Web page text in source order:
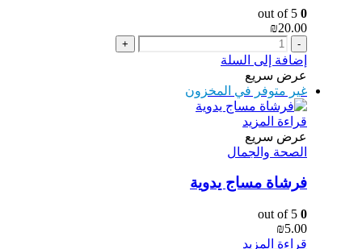
0
₪20.00
-
+
إضافة إلى السلة
عرض سريع
غير متوفر في المخزون
قراءة المزيد
عرض سريع
الصحة والجمال
فرشاة مساج يدوية
0
₪5.00
قراءة المزيد